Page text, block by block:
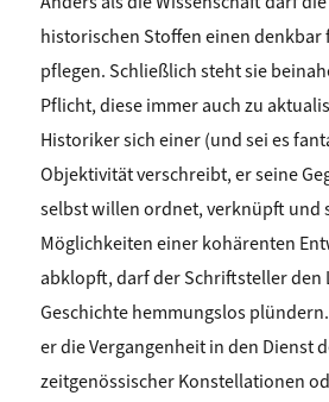
historischen Stoffen einen denkbar
pflegen. Schließlich steht sie
Pflicht, diese immer auch zu
Historiker sich einer (und sei es
Objektivität verschreibt, er seine
selbst willen ordnet, verknüpft und
Möglichkeiten einer kohärenten
abklopft, darf der Schriftsteller den
Geschichte hemmungslos
er die Vergangenheit in den Dienst
zeitgenössischer Konstellationen